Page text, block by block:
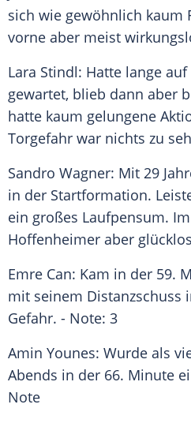
sich wie gewöhnlich kaum
vorne aber meist
Lara Stindl: Hatte lange
gewartet, blieb dann aber
hatte kaum gelungene
Torgefahr war nichts zu
Sandro Wagner: Mit 29
in der Startformation.
ein großes Laufpensum.
Hoffenheimer aber
Emre Can: Kam in der 59.
mit seinem Distanzschuss
Gefahr. - Note: 3
Amin Younes: Wurde als
Abends in der 66. Minute
Note